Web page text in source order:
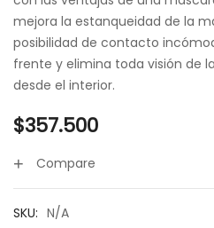
mejora la estanqueidad de la
posibilidad de contacto
frente y elimina toda visión de
desde el interior.
$357.500
Compare
SKU: N/A